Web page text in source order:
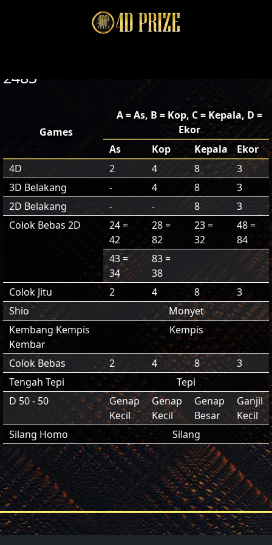
2483
Games
A = As, B = Kop, C = Kepala, D =
Ekor
As
Kop Kepala
Ekor
4D
2 4 8
3
3D Belakang
- 4 8
3
2D Belakang
- - 8
3
Colok Bebas 2D
24 =
42
28 =
82
23 =
32
48 =
84
43 =
34
83 =
38
Colok Jitu
2 4 8
3
Shio
Monyet
Kembang Kempis
Kembar
Kempis
Colok Bebas 2 4 8
3
Tengah Tepi
Tepi
D 50 - 50
Genap
Kecil
Genap
Kecil
Genap
Besar
Ganjil
Kecil
Silang Homo
Silang